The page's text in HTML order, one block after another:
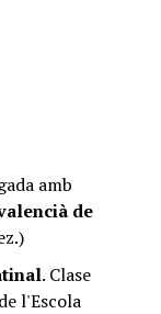
amb
de
. Clase
l'Escola